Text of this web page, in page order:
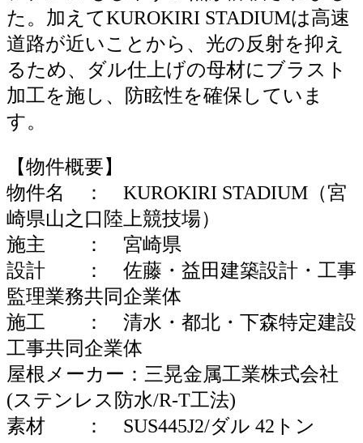
た。加えてKUROKIRI STADIUMは高速
道路が近いことから、光の反射を抑え
るため、ダル仕上げの母材にブラスト
加工を施し、防眩性を確保していま
す。
【物件概要】
物件名 ： KUROKIRI STADIUM（宮
崎県山之口陸上競技場）
施主 ： 宮崎県
設計 ： 佐藤・益田建築設計・工事
監理業務共同企業体
施工 ： 清水・都北・下森特定建設
工事共同企業体
屋根メーカー：三晃金属工業株式会社
(ステンレス防水/R-T工法)
素材 ： SUS445J2/ダル 42トン